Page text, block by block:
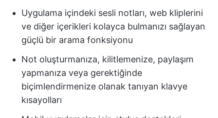
Uygulama içindeki sesli notları, web kliplerini
ve diğer içerikleri kolayca bulmanızı sağlayan
güçlü bir arama fonksiyonu
Not oluşturmanıza, kilitlemenize, paylaşım
yapmanıza veya gerektiğinde
biçimlendirmenize olanak tanıyan klavye
kısayolları